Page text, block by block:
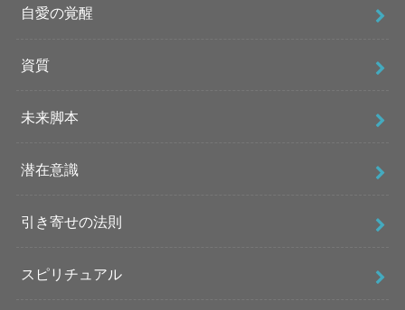
自愛の覚醒
資質
未来脚本
潜在意識
引き寄せの法則
スピリチュアル